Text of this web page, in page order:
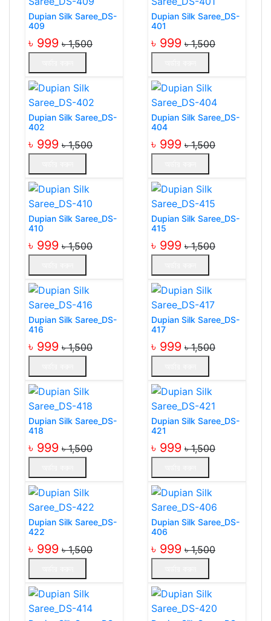
Dupian Silk Saree_DS-
409
৳ 999 ৳ 1,500
Dupian Silk Saree_DS-
401
৳ 999 ৳ 1,500
Dupian Silk Saree_DS-
402
৳ 999 ৳ 1,500
Dupian Silk Saree_DS-
404
৳ 999 ৳ 1,500
Dupian Silk Saree_DS-
410
৳ 999 ৳ 1,500
Dupian Silk Saree_DS-
415
৳ 999 ৳ 1,500
Dupian Silk Saree_DS-
416
৳ 999 ৳ 1,500
Dupian Silk Saree_DS-
417
৳ 999 ৳ 1,500
Dupian Silk Saree_DS-
418
৳ 999 ৳ 1,500
Dupian Silk Saree_DS-
421
৳ 999 ৳ 1,500
Dupian Silk Saree_DS-
422
৳ 999 ৳ 1,500
Dupian Silk Saree_DS-
406
৳ 999 ৳ 1,500